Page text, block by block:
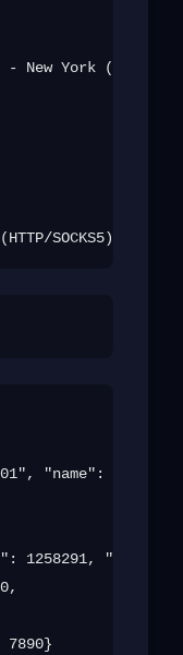
York (us-new-
"name":
1258291,
7890}